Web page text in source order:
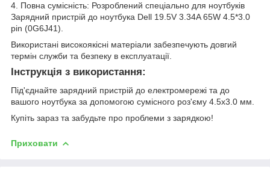
4. Повна сумісність: Розроблений спеціально для ноутбуків
Зарядний пристрій до ноутбука Dell 19.5V 3.34A 65W 4.5*3.0
pin (0G6J41).
Використані високоякісні матеріали забезпечують довгий
термін служби та безпеку в експлуатації.
Інструкція з використання:
Під'єднайте зарядний пристрій до електромережі та до
вашого ноутбука за допомогою сумісного роз'єму 4.5x3.0 мм.
Купіть зараз та забудьте про проблеми з зарядкою!
Приховати